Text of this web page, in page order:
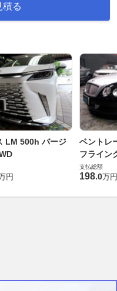
積る
LM 500h バージ
円
ベントレ
フライン
支払総額
198.0万円